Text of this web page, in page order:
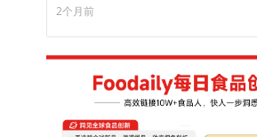
防腐剂，口感清爽温润。（来源：纳食）
2个月前